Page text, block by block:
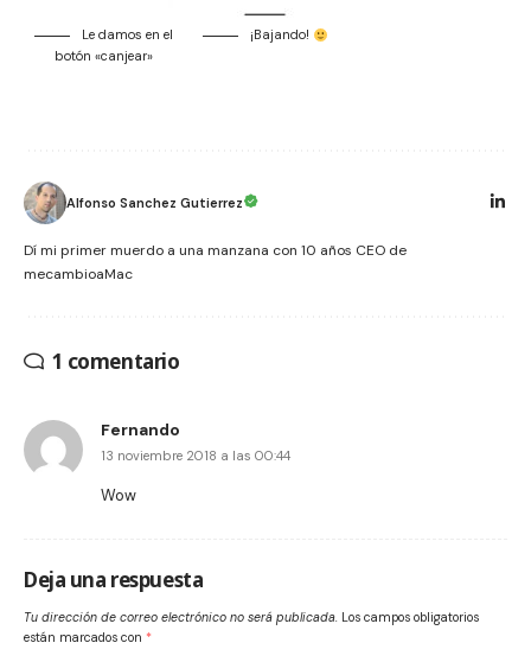
Le damos en el
botón «canjear»
¡Bajando!
Alfonso Sanchez Gutierrez
Dí mi primer muerdo a una manzana con 10 años CEO de
mecambioaMac
1 comentario
Fernando
13 noviembre 2018 a las 00:44
Wow
Deja una respuesta
Tu dirección de correo electrónico no será publicada. Los campos obligatorios
están marcados con *